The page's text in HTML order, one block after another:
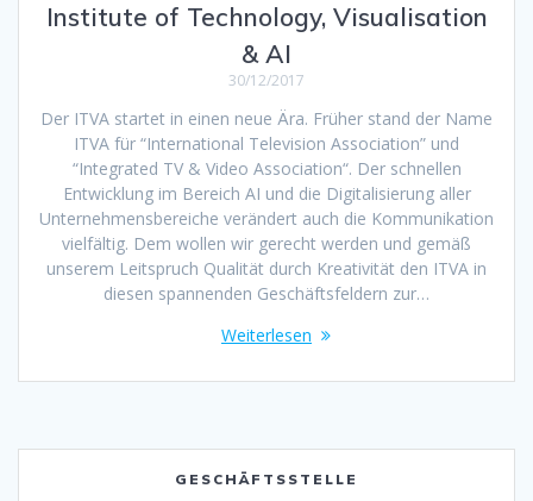
Institute of Technology, Visualisation
& AI
30/12/2017
Der ITVA startet in einen neue Ära. Früher stand der Name
ITVA für “International Television Association” und
“Integrated TV & Video Association“. Der schnellen
Entwicklung im Bereich AI und die Digitalisierung aller
Unternehmensbereiche verändert auch die Kommunikation
vielfältig. Dem wollen wir gerecht werden und gemäß
unserem Leitspruch Qualität durch Kreativität den ITVA in
diesen spannenden Geschäftsfeldern zur…
Weiterlesen
GESCHÄFTSSTELLE